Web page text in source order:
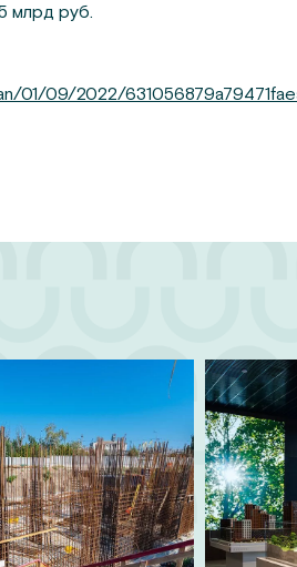
млрд руб.
01/09/2022/